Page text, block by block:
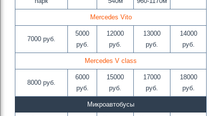
Mercedes Vito
7000 руб.
5000
руб.
12000
руб.
13000
руб.
14000
руб.
Mercedes V class
8000 руб.
6000
руб.
15000
руб.
17000
руб.
18000
руб.
Микроавтобусы